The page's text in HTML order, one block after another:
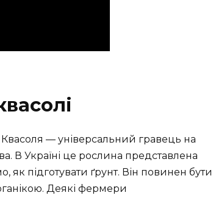
— універсальний гравець на
В Україні це рослина представлена
як підготувати ґрунт. Він повинен бути
Деякі фермери